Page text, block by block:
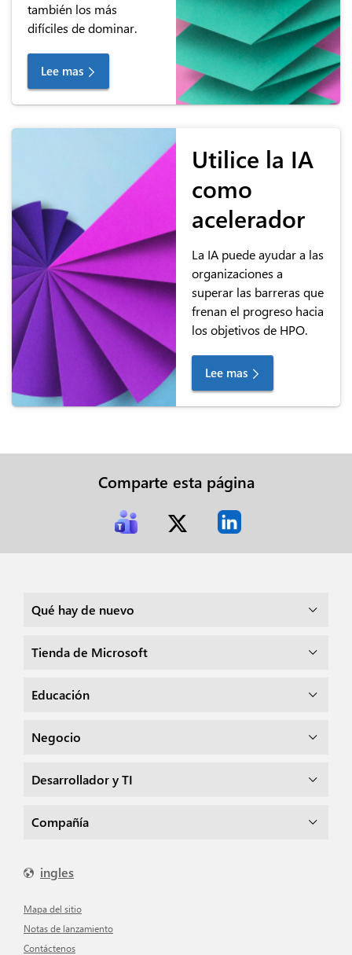
también los más
difíciles de dominar.
Lee mas
Utilice la IA
como
acelerador
La IA puede ayudar a las
organizaciones a
superar las barreras que
frenan el progreso hacia
los objetivos de HPO.
Lee mas
Comparte esta página
Qué hay de nuevo
Tienda de Microsoft
Educación
Negocio
Desarrollador y TI
Compañía
ingles
mapa del sitio
Notas de lanzamiento
Contáctenos